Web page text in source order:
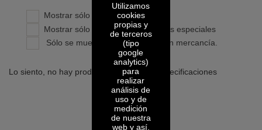
Utilizamos
cookies
propias y
de terceros
(tipo
google
analytics)
para
realizar
análisis de
uso y de
medición
de nuestra
web y así,
Mostrar sólo productos propios
Mostrar sólo productos con precios especiales
Sólo se muestran los artículos con mercancía.
Lo siento, no hay productos con dichas especificaciones